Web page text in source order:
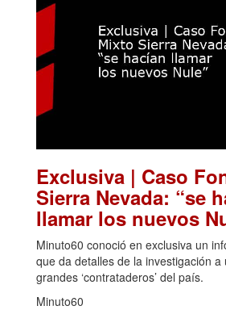
Exclusiva | Caso
Sierra Nevada: “se
llamar los nuevos
Minuto60 conoció en exclusiva un
que da detalles de la investigación a
grandes ‘contrataderos’ del país.
Minuto60